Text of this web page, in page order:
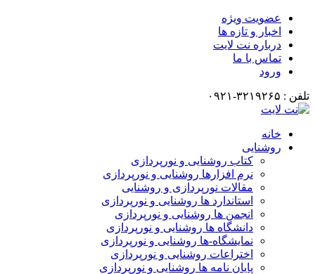
عضویت ویژه
اخبار و تازه ها
درباره نت لایت
تماس با ما
ورود
تلفن : ۳۲۱۹۲۶۵-۰۹۲۱
خانه
روشنایی
کتاب روشنایی و نورپردازی
نرم افزارها روشنایی و نورپردازی
مقالات نورپردازی و روشنایی
استاندارد ها روشنایی و نورپردازی
انجمن ها روشنایی و نورپردازی
دانشگاه ها روشنایی و نورپردازی
نمایشگاه-ها روشنایی و نورپردازی
اختراعات روشنایی و نورپردازی
پایان نامه ها روشنایی و نورپردازی